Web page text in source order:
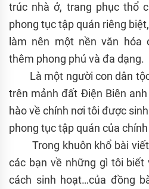
trúc nhà ở, trang phục thổ
phong tục tập quán riêng
làm nên một nền văn hóa
thêm phong phú và đa dạng.
Là một người con dân tộc
trên mảnh đất Điện Biên
hào về chính nơi tôi được
phong tục tập quán của
Trong khuôn khổ bài viết
các bạn về những gì tôi biết
cách sinh hoạt…của đồng